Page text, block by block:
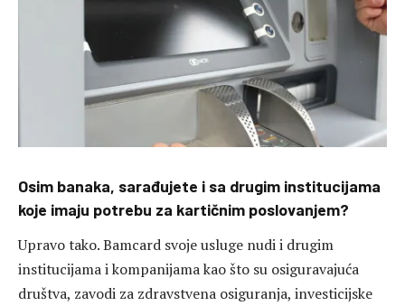
Osim banaka, sarađujete i sa drugim institucijama
koje imaju potrebu za kartičnim poslovanjem?
Upravo tako. Bamcard svoje usluge nudi i drugim
institucijama i kompanijama kao što su osiguravajuća
društva, zavodi za zdravstvena osiguranja, investicijske